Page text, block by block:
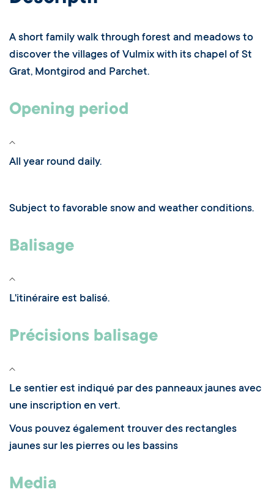
A short family walk through forest and meadows to
discover the villages of Vulmix with its chapel of St
Grat, Montgirod and Parchet.
Opening period
All year round daily.
Subject to favorable snow and weather conditions.
Balisage
L'itinéraire est balisé.
Précisions balisage
Le sentier est indiqué par des panneaux jaunes avec
une inscription en vert.
Vous pouvez également trouver des rectangles
jaunes sur les pierres ou les bassins
Media